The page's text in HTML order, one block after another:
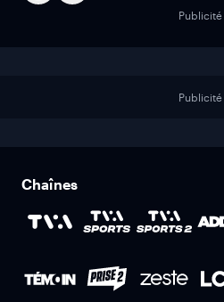
Publicité
Publicité
Chaînes